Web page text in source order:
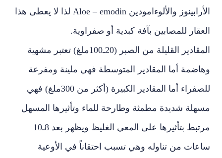
الأرابينوز والألوءامودين Aloe – emodin لذا لا يعطى هذا
العقار للمصابين بآفة كبدية أو صفراوية.
المقادير القليلة من الصبر (20ـ100ملغ) تعتبر مشهية
وهاضمة أما المقادير المتوسطة فهي ملينة ومفرعة
للصفراء أما المقادير الكبيرة (أكثر من 300ملغ) فهي
مسهلة شديدة مطمثة وطارحة للماء وتأثيرها المسهل
مرتبط بتأثيرها على المعي الغليظ ويظهر بعد 8ـ10
ساعات من تناوله وهي تسبب احتقاناً في الأوعية